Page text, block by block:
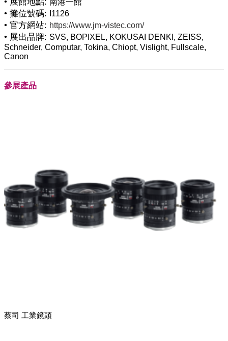
• 攤位號碼: I1126
• 官方網站: https://www.jm-vistec.com/
• 展出品牌: SVS, BOPIXEL, KOKUSAI DENKI, ZEISS,
Schneider, Computar, Tokina, Chiopt, Vislight, Fullscale,
Canon
參展產品
蔡司 工業鏡頭